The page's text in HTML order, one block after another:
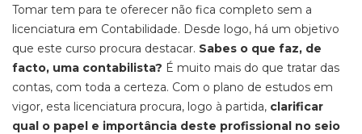
Tomar tem para te oferecer não fica completo sem a
licenciatura em Contabilidade. Desde logo, há um objetivo
que este curso procura destacar. Sabes o que faz, de
facto, uma contabilista? É muito mais do que tratar das
contas, com toda a certeza. Com o plano de estudos em
vigor, esta licenciatura procura, logo à partida, clarificar
qual o papel e importância deste profissional no seio